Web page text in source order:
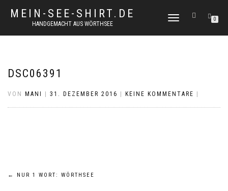
MEIN-SEE-SHIRT.DE
HANDGEMACHT AUS WÖRTHSEE
NAVIGATION
0
DSC06391
VON MANI 31. DEZEMBER 2016 KEINE KOMMENTARE
Beitragsnavigation
← NUR 1 WORT: WÖRTHSEE